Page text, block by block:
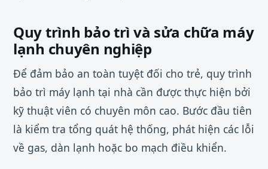
Quy trình bảo trì và sửa chữa máy
lạnh chuyên nghiệp
Để đảm bảo an toàn tuyệt đối cho trẻ, quy trình
bảo trì máy lạnh tại nhà cần được thực hiện bởi
kỹ thuật viên có chuyên môn cao. Bước đầu tiên
là kiểm tra tổng quát hệ thống, phát hiện các lỗi
về gas, dàn lạnh hoặc bo mạch điều khiển.